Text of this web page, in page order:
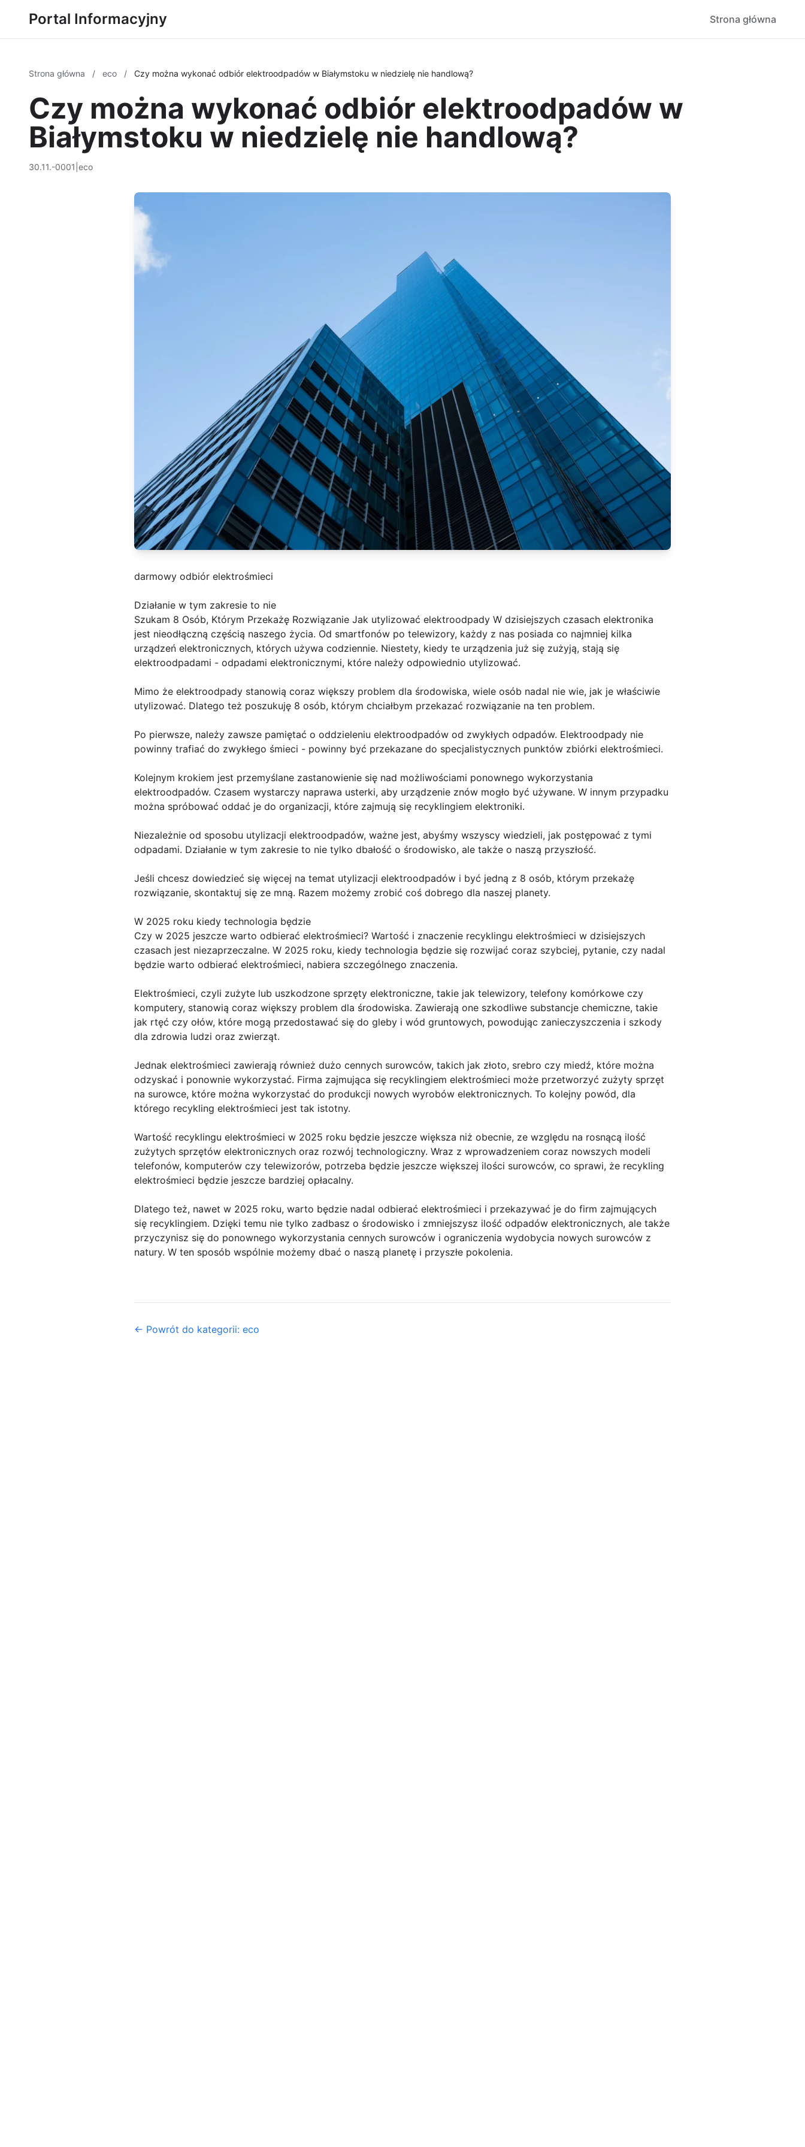
Portal Informacyjny Strona główna
Strona główna / eco / Czy można wykonać odbiór elektroodpadów w Białymstoku w niedzielę nie handlową?
Czy można wykonać odbiór elektroodpadów w
Białymstoku w niedzielę nie handlową?
30.11.-0001 eco
darmowy odbiór elektrośmieci
Działanie w tym zakresie to nie
Szukam 8 Osób, Którym Przekażę Rozwiązanie Jak utylizować elektroodpady W dzisiejszych czasach elektronika
jest nieodłączną częścią naszego życia. Od smartfonów po telewizory, każdy z nas posiada co najmniej kilka
urządzeń elektronicznych, których używa codziennie. Niestety, kiedy te urządzenia już się zużyją, stają się
elektroodpadami - odpadami elektronicznymi, które należy odpowiednio utylizować.
Mimo że elektroodpady stanowią coraz większy problem dla środowiska, wiele osób nadal nie wie, jak je właściwie
utylizować. Dlatego też poszukuję 8 osób, którym chciałbym przekazać rozwiązanie na ten problem.
Po pierwsze, należy zawsze pamiętać o oddzieleniu elektroodpadów od zwykłych odpadów. Elektroodpady nie
powinny trafiać do zwykłego śmieci - powinny być przekazane do specjalistycznych punktów zbiórki elektrośmieci.
Kolejnym krokiem jest przemyślane zastanowienie się nad możliwościami ponownego wykorzystania
elektroodpadów. Czasem wystarczy naprawa usterki, aby urządzenie znów mogło być używane. W innym przypadku
można spróbować oddać je do organizacji, które zajmują się recyklingiem elektroniki.
Niezależnie od sposobu utylizacji elektroodpadów, ważne jest, abyśmy wszyscy wiedzieli, jak postępować z tymi
odpadami. Działanie w tym zakresie to nie tylko dbałość o środowisko, ale także o naszą przyszłość.
Jeśli chcesz dowiedzieć się więcej na temat utylizacji elektroodpadów i być jedną z 8 osób, którym przekażę
rozwiązanie, skontaktuj się ze mną. Razem możemy zrobić coś dobrego dla naszej planety.
W 2025 roku kiedy technologia będzie
Czy w 2025 jeszcze warto odbierać elektrośmieci? Wartość i znaczenie recyklingu elektrośmieci w dzisiejszych
czasach jest niezaprzeczalne. W 2025 roku, kiedy technologia będzie się rozwijać coraz szybciej, pytanie, czy nadal
będzie warto odbierać elektrośmieci, nabiera szczególnego znaczenia.
Elektrośmieci, czyli zużyte lub uszkodzone sprzęty elektroniczne, takie jak telewizory, telefony komórkowe czy
komputery, stanowią coraz większy problem dla środowiska. Zawierają one szkodliwe substancje chemiczne, takie
jak rtęć czy ołów, które mogą przedostawać się do gleby i wód gruntowych, powodując zanieczyszczenia i szkody
dla zdrowia ludzi oraz zwierząt.
Jednak elektrośmieci zawierają również dużo cennych surowców, takich jak złoto, srebro czy miedź, które można
odzyskać i ponownie wykorzystać. Firma zajmująca się recyklingiem elektrośmieci może przetworzyć zużyty sprzęt
na surowce, które można wykorzystać do produkcji nowych wyrobów elektronicznych. To kolejny powód, dla
którego recykling elektrośmieci jest tak istotny.
Wartość recyklingu elektrośmieci w 2025 roku będzie jeszcze większa niż obecnie, ze względu na rosnącą ilość
zużytych sprzętów elektronicznych oraz rozwój technologiczny. Wraz z wprowadzeniem coraz nowszych modeli
telefonów, komputerów czy telewizorów, potrzeba będzie jeszcze większej ilości surowców, co sprawi, że recykling
elektrośmieci będzie jeszcze bardziej opłacalny.
Dlatego też, nawet w 2025 roku, warto będzie nadal odbierać elektrośmieci i przekazywać je do firm zajmujących
się recyklingiem. Dzięki temu nie tylko zadbasz o środowisko i zmniejszysz ilość odpadów elektronicznych, ale także
przyczynisz się do ponownego wykorzystania cennych surowców i ograniczenia wydobycia nowych surowców z
natury. W ten sposób wspólnie możemy dbać o naszą planetę i przyszłe pokolenia.
← Powrót do kategorii: eco